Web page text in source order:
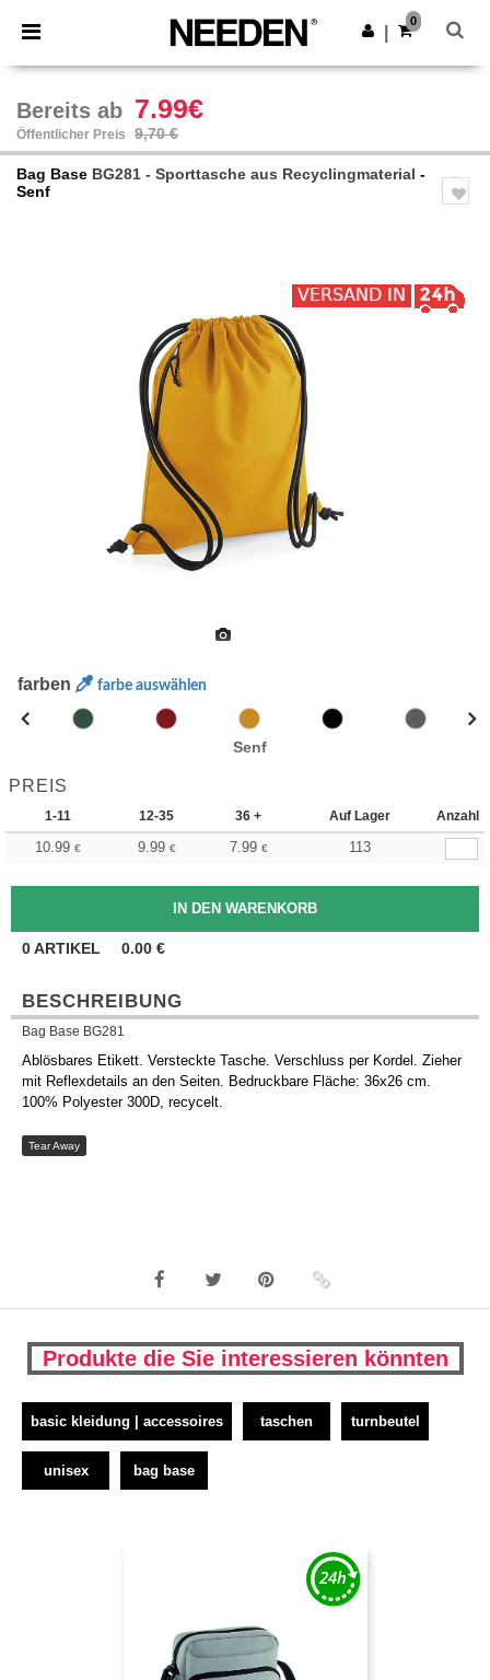
× Needen App
Bessere Preise in der App!
App holen
0
Bereits ab 7.99€
Öffentlicher Preis 9,70 €
Bag Base BG281 - Sporttasche aus Recyclingmaterial -
Senf
farben farbe auswählen
Senf
PREIS
1-11 12-35 36 + Auf Lager Anzahl
10.99 € 9.99 € 7.99 € 113
0ARTIKEL 0.00 €
BESCHREIBUNG
Bag Base BG281
Ablösbares Etikett. Versteckte Tasche. Verschluss per Kordel. Zieher
mit Reflexdetails an den Seiten. Bedruckbare Fläche: 36x26 cm.
100% Polyester 300D, recycelt.
Tear Away
Produkte die Sie interessieren könnten
basic kleidung | accessoires taschen turnbeutel
unisex bag base